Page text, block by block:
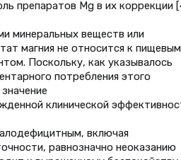
препаратов Mg в их коррекции
минеральных веществ или
магния не относится к пищевым
Поскольку, как указывалось
потребления этого
клинической
включая
равнозначно неоказанию